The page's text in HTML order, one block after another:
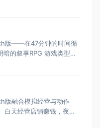
游戏类型：角色扮演类
统治者（官方简体中文定
孽版——在47分钟的时间循
暗的叙事RPG 游戏类型：
RPG × 等距视角 × 心理惊
：Rue Valley（北美/欧服
版融合模拟经营与动作
白天经营店铺赚钱，夜晚
核心循环为“赚钱变强，